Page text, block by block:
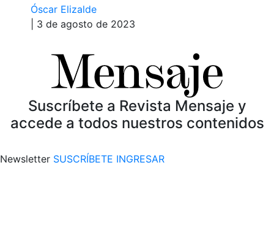
Óscar Elizalde
| 3 de agosto de 2023
Suscríbete a Revista Mensaje y
accede a todos nuestros contenidos
Newsletter SUSCRÍBETE INGRESAR